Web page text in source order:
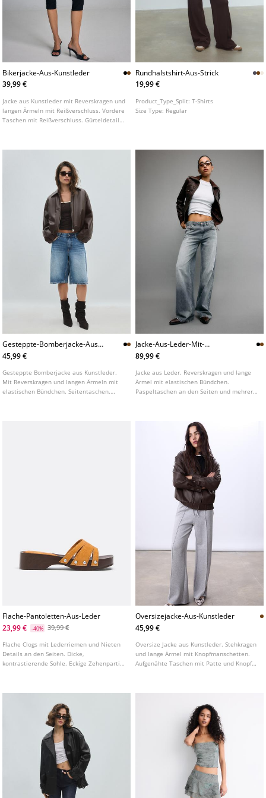
Bikerjacke-Aus-Kunstleder
39,99 €
Jacke aus Kunstleder mit Reverskragen und
langen Ärmeln mit Reißverschluss. Vordere
Taschen mit Reißverschluss. Gürteldetail
vorderer Verschluss mit
Rundhalstshirt-Aus-Strick
19,99 €
Product_Type_Split:T-Shirts
Size Type: Regular
Gesteppte-Bomberjacke-Aus-
Kunstleder
45,99 €
Gesteppte Bomberjacke aus Kunstleder.
Mit Reverskragen und langen Ärmeln mit
elastischen Bündchen. Seitentaschen.
Jacke-Aus-Leder-Mit-
Rippbundchen
89,99 €
Jacke aus Leder. Reverskragen und lange
Ärmel mit elastischen Bündchen.
Paspeltaschen an den Seiten und mehrere
Metallreißverschluss vorne.
Flache-Pantoletten-Aus-Leder
23,99 €
-40% 39,99 €
Flache Clogs mit Lederriemen und Nieten
Details an den Seiten. Dicke,
kontrastierende Sohle. Eckige Zehenpartie.
Oversizejacke-Aus-Kunstleder
45,99 €
Oversize Jacke aus Kunstleder. Stehkragen
und lange Ärmel mit Knopfmanschetten.
Aufgenähte Taschen mit Patte und Knopf
Frontverschluss mit Metallreißverschluss